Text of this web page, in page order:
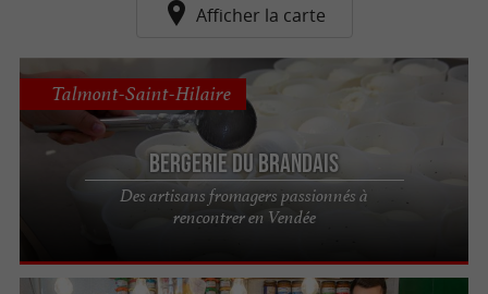
Afficher la carte
Bergerie du Brandais
Des artisans fromagers passionnés à
rencontrer en Vendée
Talmont-Saint-Hilaire